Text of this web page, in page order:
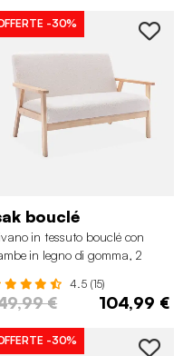
-30%
bouclé
in tessuto bouclé con
in legno di gomma, 2
4.5 (15)
€ 104,99 €
-30%